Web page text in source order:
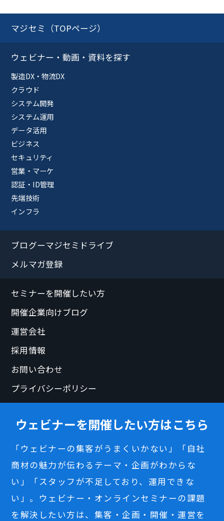
マジセミ（TOPページ）
ウェビナー・動画・資料を探す
製造DX・物流DX
クラウド
システム開発
システム運用
データ活用
ビジネス
セキュリティ
営業・マーケ
認証・ID管理
先端技術
インフラ
ブログーマジセミドライブ
メルマガ登録
セミナーを開催したい方
開催企業向けブログ
運営会社
採用情報
お問い合わせ
プライバシーポリシー
ウェビナーを開催したい方はこちら
「ウェビナーの集客がうまくいかない」「自社
商材の魅力が伝わるテーマ・企画がわからな
い」「スタッフが不足しており、運用できな
い」。ウェビナー・オンラインセミナーの課題
を解決したい方は、集客・企画・開催・運営を